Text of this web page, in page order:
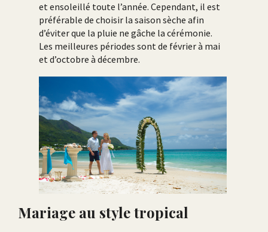
et ensoleillé toute l’année. Cependant, il est
préférable de choisir la saison sèche afin
d’éviter que la pluie ne gâche la cérémonie.
Les meilleures périodes sont de février à mai
et d’octobre à décembre.
Mariage au style tropical